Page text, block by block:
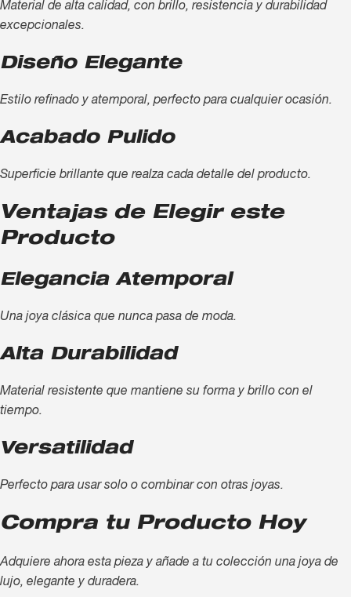
Material de alta calidad, con brillo, resistencia y durabilidad
excepcionales.
Diseño Elegante
Estilo refinado y atemporal, perfecto para cualquier ocasión.
Acabado Pulido
Superficie brillante que realza cada detalle del producto.
Ventajas de Elegir este
Producto
Elegancia Atemporal
Una joya clásica que nunca pasa de moda.
Alta Durabilidad
Material resistente que mantiene su forma y brillo con el
tiempo.
Versatilidad
Perfecto para usar solo o combinar con otras joyas.
Compra tu Producto Hoy
Adquiere ahora esta pieza y añade a tu colección una joya de
lujo, elegante y duradera.